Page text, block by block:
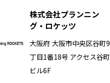
株式会社プランニン
グ・ロケッツ
大阪府 大阪市中央区谷町9
丁目1番18号 アクセス谷町
ビル6F